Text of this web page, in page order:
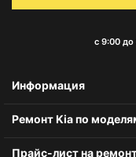
с 9:00 до
Информация
Ремонт Kia по
Прайс-лист на